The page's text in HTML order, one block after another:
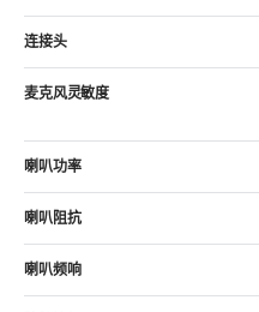
连接头
麦克风灵敏度
喇叭功率
喇叭阻抗
喇叭频响